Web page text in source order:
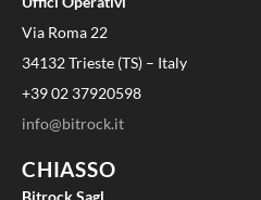
JavaScript Bootcamp
Novembre 28, 2023